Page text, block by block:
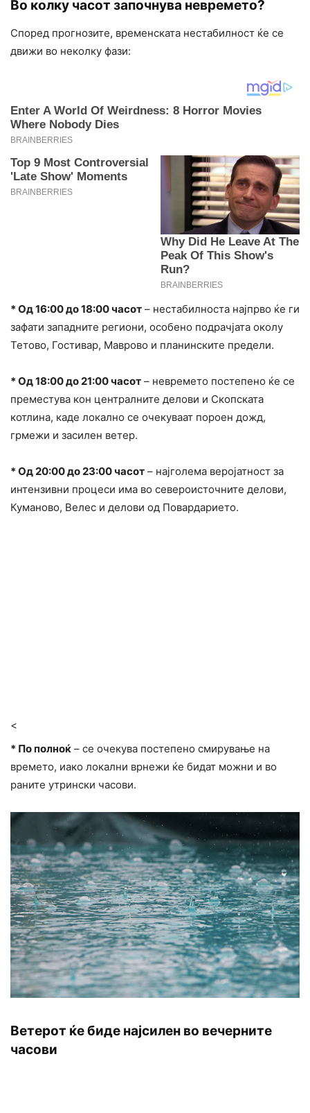
Во колку часот започнува невремето?
Според прогнозите, временската нестабилност ќе се
движи во неколку фази:
* Од 16:00 до 18:00 часот – нестабилноста најпрво ќе ги
зафати западните региони, особено подрачјата околу
Тетово, Гостивар, Маврово и планинските предели.
* Од 18:00 до 21:00 часот – невремето постепено ќе се
преместува кон централните делови и Скопската
котлина, каде локално се очекуваат пороен дожд,
грмежи и засилен ветер.
* Од 20:00 до 23:00 часот – најголема веројатност за
интензивни процеси има во североисточните делови,
Куманово, Велес и делови од Повардарието.
<
* По полноќ – се очекува постепено смирување на
времето, иако локални врнежи ќе бидат можни и во
раните утрински часови.
Ветерот ќе биде најсилен во вечерните
часови